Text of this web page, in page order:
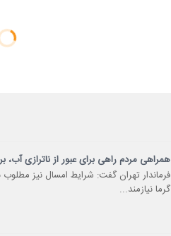
همراهی مردم راهی برای عبور از ناترازی آب،
فرماندار تهران گفت: شرایط امسال نیز
گرما نیازمند...